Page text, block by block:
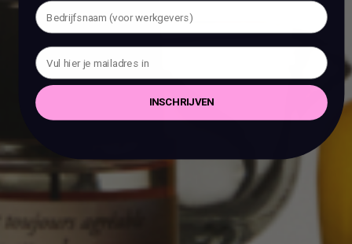
INSCHRIJVEN